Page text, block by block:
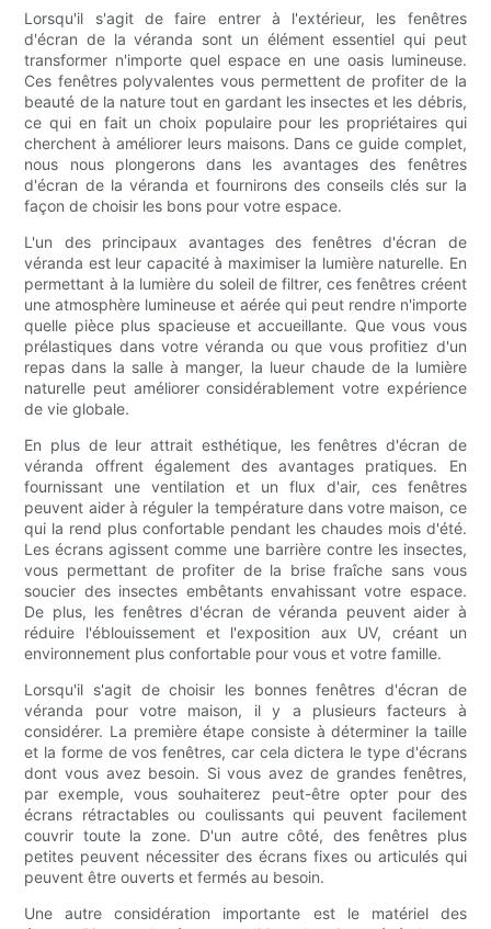
Lorsqu'il s'agit de faire entrer à l'extérieur, les fenêtres
d'écran de la véranda sont un élément essentiel qui peut
transformer n'importe quel espace en une oasis lumineuse.
Ces fenêtres polyvalentes vous permettent de profiter de la
beauté de la nature tout en gardant les insectes et les débris,
ce qui en fait un choix populaire pour les propriétaires qui
cherchent à améliorer leurs maisons. Dans ce guide complet,
nous nous plongerons dans les avantages des fenêtres
d'écran de la véranda et fournirons des conseils clés sur la
façon de choisir les bons pour votre espace.
L'un des principaux avantages des fenêtres d'écran de
véranda est leur capacité à maximiser la lumière naturelle. En
permettant à la lumière du soleil de filtrer, ces fenêtres créent
une atmosphère lumineuse et aérée qui peut rendre n'importe
quelle pièce plus spacieuse et accueillante. Que vous vous
prélastiques dans votre véranda ou que vous profitiez d'un
repas dans la salle à manger, la lueur chaude de la lumière
naturelle peut améliorer considérablement votre expérience
de vie globale.
En plus de leur attrait esthétique, les fenêtres d'écran de
véranda offrent également des avantages pratiques. En
fournissant une ventilation et un flux d'air, ces fenêtres
peuvent aider à réguler la température dans votre maison, ce
qui la rend plus confortable pendant les chaudes mois d'été.
Les écrans agissent comme une barrière contre les insectes,
vous permettant de profiter de la brise fraîche sans vous
soucier des insectes embêtants envahissant votre espace.
De plus, les fenêtres d'écran de véranda peuvent aider à
réduire l'éblouissement et l'exposition aux UV, créant un
environnement plus confortable pour vous et votre famille.
Lorsqu'il s'agit de choisir les bonnes fenêtres d'écran de
véranda pour votre maison, il y a plusieurs facteurs à
considérer. La première étape consiste à déterminer la taille
et la forme de vos fenêtres, car cela dictera le type d'écrans
dont vous avez besoin. Si vous avez de grandes fenêtres,
par exemple, vous souhaiterez peut-être opter pour des
écrans rétractables ou coulissants qui peuvent facilement
couvrir toute la zone. D'un autre côté, des fenêtres plus
petites peuvent nécessiter des écrans fixes ou articulés qui
peuvent être ouverts et fermés au besoin.
Une autre considération importante est le matériel des